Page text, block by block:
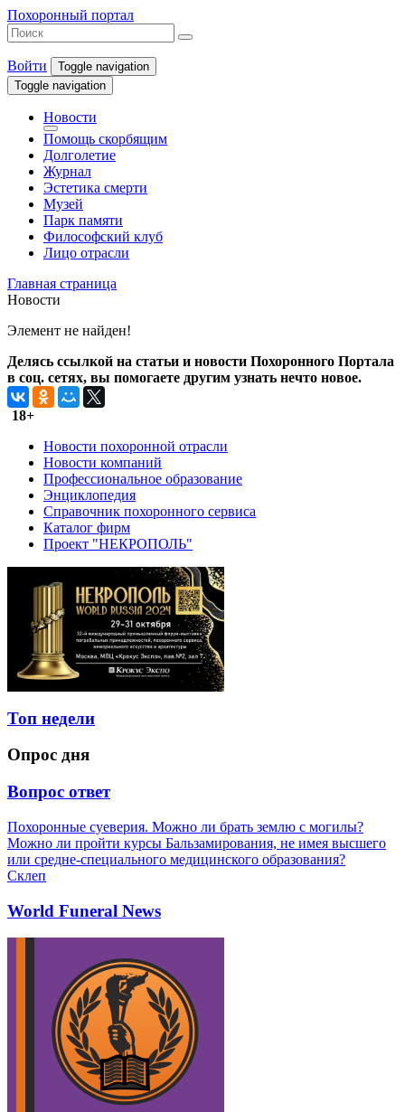
Похоронный портал
Войти
Toggle navigation
Toggle navigation
Новости
Помощь скорбящим
Долголетие
Журнал
Эстетика смерти
Музей
Парк памяти
Философский клуб
Лицо отрасли
Главная страница
Новости
Элемент не найден!
Делясь ссылкой на статьи и новости Похоронного Портала
в соц. сетях, вы помогаете другим узнать нечто новое.
18+
Новости похоронной отрасли
Новости компаний
Профессиональное образование
Энциклопедия
Справочник похоронного сервиса
Каталог фирм
Проект "НЕКРОПОЛЬ"
Топ недели
Опрос дня
Вопрос ответ
Похоронные суеверия. Можно ли брать землю с могилы?
Можно ли пройти курсы Бальзамирования, не имея высшего
или средне-специального медицинского образования?
Склеп
World Funeral News